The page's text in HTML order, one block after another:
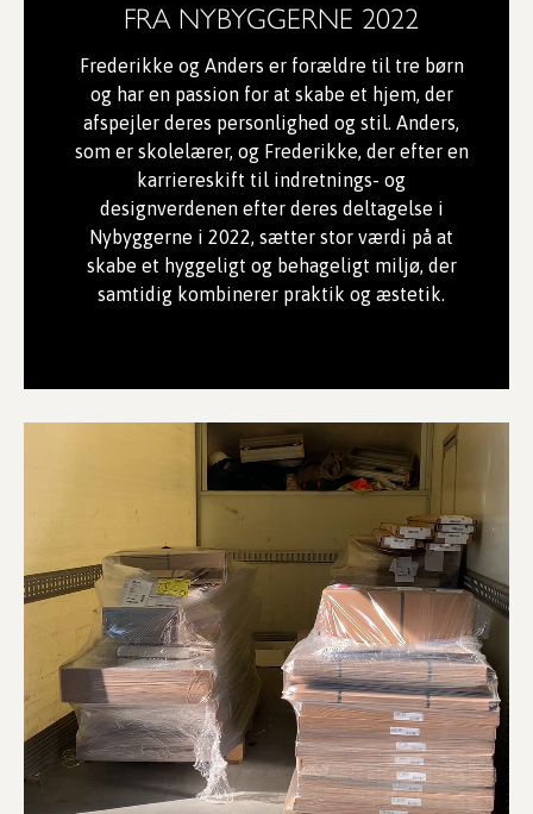
FRA NYBYGGERNE 2022
Frederikke og Anders er forældre til tre børn
og har en passion for at skabe et hjem, der
afspejler deres personlighed og stil. Anders,
som er skolelærer, og Frederikke, der efter en
karriereskift til indretnings- og
designverdenen efter deres deltagelse i
Nybyggerne i 2022, sætter stor værdi på at
skabe et hyggeligt og behageligt miljø, der
samtidig kombinerer praktik og æstetik.